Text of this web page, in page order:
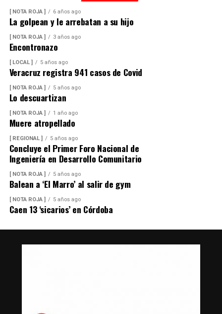
[ NOTA ROJA ] 6 años ago
La golpean y le arrebatan a su hijo
[ NOTA ROJA ] 3 años ago
Encontronazo
[ LOCAL ] 5 años ago
Veracruz registra 941 casos de Covid
[ NOTA ROJA ] 5 años ago
Lo descuartizan
[ NOTA ROJA ] 1 año ago
Muere atropellado
[ REGIONAL ] 5 años ago
Concluye el Primer Foro Nacional de
Ingeniería en Desarrollo Comunitario
[ NOTA ROJA ] 5 años ago
Balean a ‘El Marro’ al salir de gym
[ NOTA ROJA ] 5 años ago
Caen 13 ‘sicarios’ en Córdoba